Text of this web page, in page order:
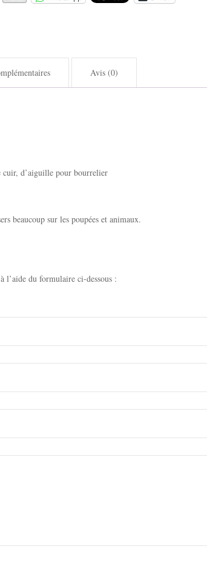
Avis (0)
cuir, d’aiguille pour bourrelier
beaucoup sur les poupées et animaux.
à l’aide du formulaire ci-dessous :